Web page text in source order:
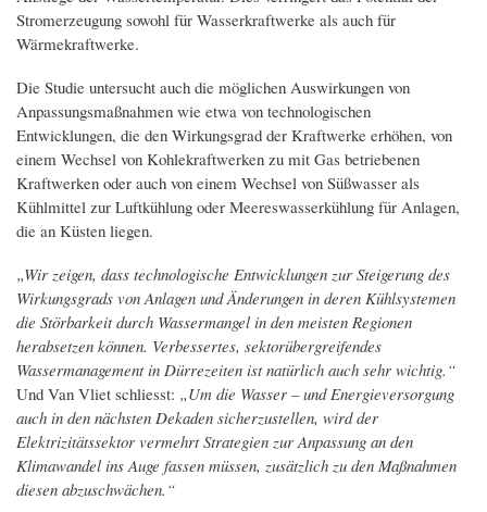
Stromerzeugung sowohl für Wasserkraftwerke als auch für
Wärmekraftwerke.
Die Studie untersucht auch die möglichen Auswirkungen von
Anpassungsmaßnahmen wie etwa von technologischen
Entwicklungen, die den Wirkungsgrad der Kraftwerke erhöhen, von
einem Wechsel von Kohlekraftwerken zu mit Gas betriebenen
Kraftwerken oder auch von einem Wechsel von Süßwasser als
Kühlmittel zur Luftkühlung oder Meereswasserkühlung für Anlagen,
die an Küsten liegen.
„Wir zeigen, dass technologische Entwicklungen zur Steigerung des
Wirkungsgrads von Anlagen und Änderungen in deren Kühlsystemen
die Störbarkeit durch Wassermangel in den meisten Regionen
herabsetzen können. Verbessertes, sektorübergreifendes
Wassermanagement in Dürrezeiten ist natürlich auch sehr wichtig.“
Und Van Vliet schliesst: „Um die Wasser – und Energieversorgung
auch in den nächsten Dekaden sicherzustellen, wird der
Elektrizitätssektor vermehrt Strategien zur Anpassung an den
Klimawandel ins Auge fassen müssen, zusätzlich zu den Maßnahmen
diesen abzuschwächen.“